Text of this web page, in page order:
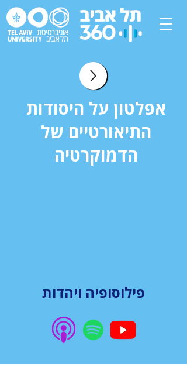
אפלטון על היסודות
התיאורטיים של
הדמוקרטיה
פילוסופיה ויהדות